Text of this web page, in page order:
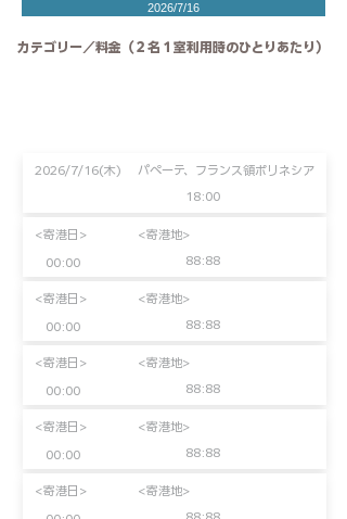
2026/7/16(木)
18:00
パペーテ、フランス領ポリネシア
<寄港日>
00:00 88:88
<寄港地>
<寄港日>
00:00 88:88
<寄港地>
<寄港日>
00:00 88:88
<寄港地>
<寄港日>
00:00 88:88
<寄港地>
<寄港日>
88:88
<寄港地>
2026/7/16
カテゴリー／料金（２名１室利用時のひとりあたり）